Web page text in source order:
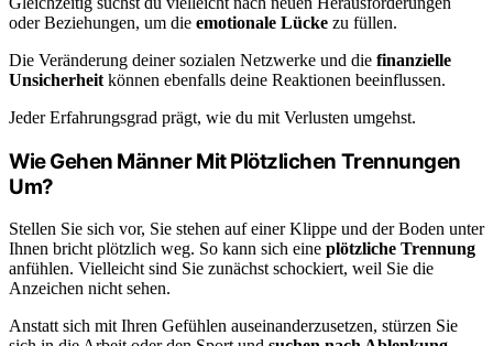
oder Beziehungen, um die emotionale Lücke zu füllen.
Die Veränderung deiner sozialen Netzwerke und die finanzielle
Unsicherheit können ebenfalls deine Reaktionen beeinflussen.
Jeder Erfahrungsgrad prägt, wie du mit Verlusten umgehst.
Wie Gehen Männer Mit Plötzlichen Trennungen
Um?
Stellen Sie sich vor, Sie stehen auf einer Klippe und der Boden unter
Ihnen bricht plötzlich weg. So kann sich eine plötzliche Trennung
anfühlen. Vielleicht sind Sie zunächst schockiert, weil Sie die
Anzeichen nicht sehen.
Anstatt sich mit Ihren Gefühlen auseinanderzusetzen, stürzen Sie